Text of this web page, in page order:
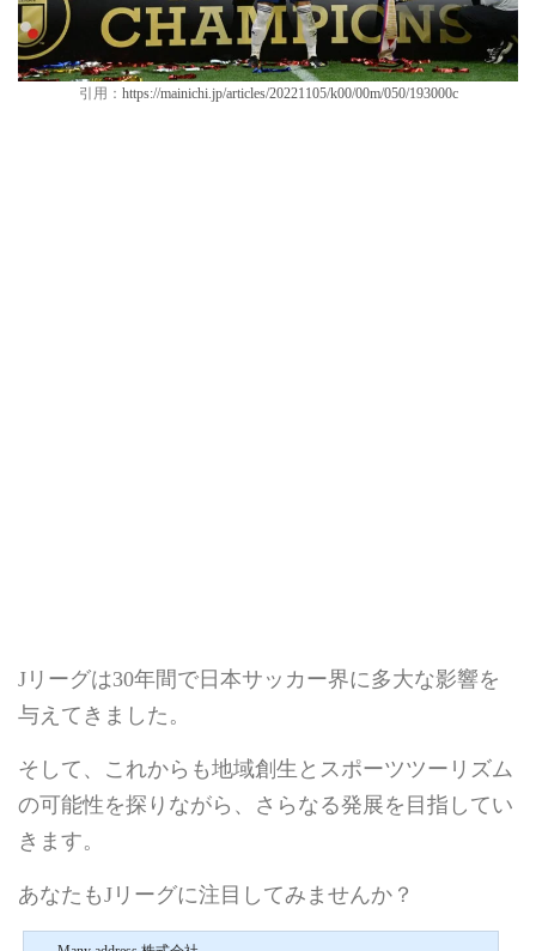
引用： https://mainichi.jp/articles/20221105/k00/00m/050/193000c
Jリーグは30年間で日本サッカー界に多大な影響を
与えてきました。
そして、これからも地域創生とスポーツツーリズム
の可能性を探りながら、さらなる発展を目指してい
きます。
あなたもJリーグに注目してみませんか？